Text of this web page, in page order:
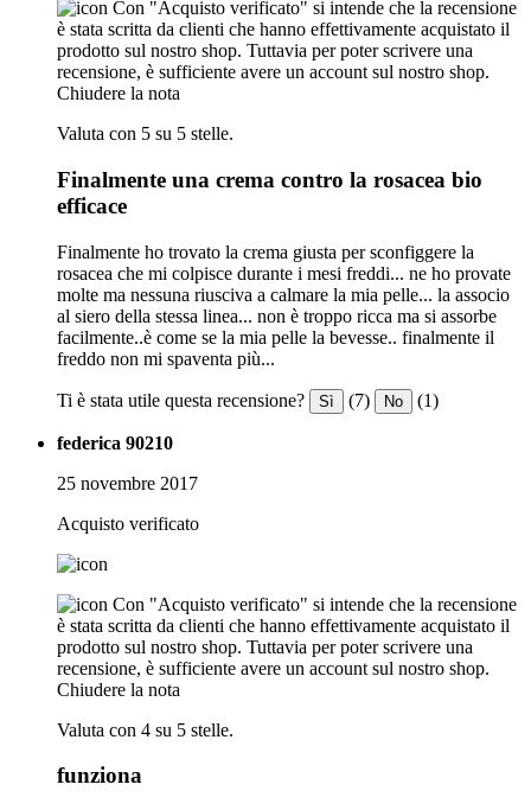
Con "Acquisto verificato" si intende che la recensione
è stata scritta da clienti che hanno effettivamente acquistato il
prodotto sul nostro shop. Tuttavia per poter scrivere una
recensione, è sufficiente avere un account sul nostro shop.
Chiudere la nota
Valuta con 5 su 5 stelle.
Finalmente una crema contro la rosacea bio
efficace
Finalmente ho trovato la crema giusta per sconfiggere la
rosacea che mi colpisce durante i mesi freddi... ne ho provate
molte ma nessuna riusciva a calmare la mia pelle... la associo
al siero della stessa linea... non è troppo ricca ma si assorbe
facilmente..è come se la mia pelle la bevesse.. finalmente il
freddo non mi spaventa più...
Ti è stata utile questa recensione? Sì (7) No (1)
federica 90210
25 novembre 2017
Acquisto verificato
Con "Acquisto verificato" si intende che la recensione
è stata scritta da clienti che hanno effettivamente acquistato il
prodotto sul nostro shop. Tuttavia per poter scrivere una
recensione, è sufficiente avere un account sul nostro shop.
Chiudere la nota
Valuta con 4 su 5 stelle.
funziona